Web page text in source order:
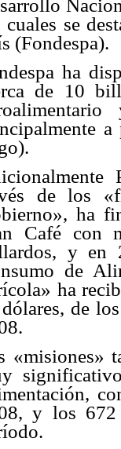
cuales se
(Fondespa).
ha
de 10
a
de los
ha
Café con
y en
de
ha
de
«misiones»
y los 672